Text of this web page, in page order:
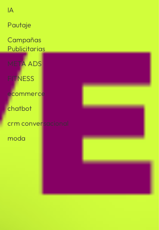
IA
Pautaje
Campañas
Publicitarias
META ADS
FITNESS
ecommerce
chatbot
crm conversacional
moda